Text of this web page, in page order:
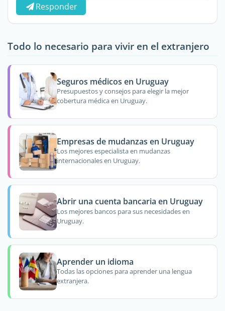
Responder
Todo lo necesario para vivir en el extranjero
Seguros médicos en Uruguay
Presupuestos y consejos para elegir la mejor
cobertura médica en Uruguay.
Empresas de mudanzas en Uruguay
Los mejores especialista en mudanzas
internacionales en Uruguay.
Abrir una cuenta bancaria en Uruguay
Los mejores bancos para sus necesidades en
Uruguay.
Aprender un idioma
Todas las opciones para aprender una lengua
extranjera.